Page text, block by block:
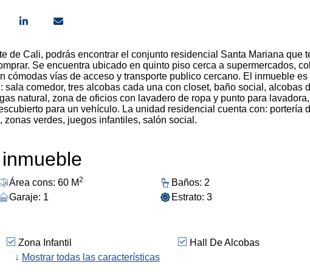
de Cali, podrás encontrar el conjunto residencial Santa Mariana que
Se encuentra ubicado en quinto piso cerca a supermercados,
cómodas vías de acceso y transporte publico cercano. El inmueble es
comedor, tres alcobas cada una con closet, baño social, alcobas
natural, zona de oficios con lavadero de ropa y punto para
para un vehículo. La unidad residencial cuenta con: portería
verdes, juegos infantiles, salón social.
Área cons: 60 M2
Baños: 2
Garaje: 1
Estrato: 3
Zona Infantil
Hall De Alcobas
Portería/Vigilancia
↓ Mostrar todas las características